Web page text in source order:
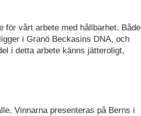
för vårt arbete med hållbarhet. Både
i Granö Beckasins DNA, och
i detta arbete känns jätteroligt,
Vinnarna presenteras på Berns i